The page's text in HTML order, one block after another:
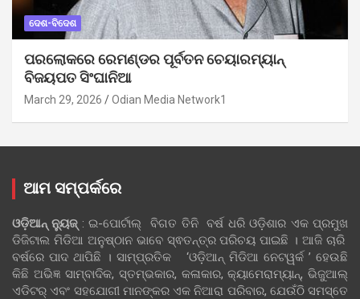
ଦେଶ-ବିଦେଶ
ପରଲୋକରେ ରେମଣ୍ଡର ପୂର୍ବତନ ଚେୟାରମ୍ୟାନ୍
ବିଜୟପତ ସିଂଘାନିଆ
March 29, 2026 Odian Media Network1
ଆମ ସମ୍ପର୍କରେ
ଓଡ଼ିଆନ୍‍ ନ୍ୟୁଜ୍‍: ଇ-ପୋର୍ଟାଲ୍ ବିଗତ ତିନି ବର୍ଷ ଧରି ଓଡ଼ିଶାର ଏକ ପ୍ରମୁଖ
ଡିଜିଟାଲ ମିଡିଆ ଅନୁଷ୍ଠାନ ଭାବେ ସ୍ଵତନ୍ତ୍ର ପରିଚୟ ପାଇଛି । ଆଜି ଚାରି
ବର୍ଷରେ ପାଦ ଥାପିଛି । ସାମ୍ପ୍ରତିକ ‘ଓଡ଼ିଆନ୍‍ ମିଡିଆ ନେଟୱର୍କ ’ ହେଉଛି
କିଛି ଅଭିଜ୍ଞ ସାମ୍ବାଦିକ, ସ୍ତମ୍ଭକାର, କଳାକାର, କ୍ୟାମେରାମ୍ୟାନ୍, ଭିଜୁଆଲ୍
ଏଡିଟର୍ ଏବଂ ସହଯୋଗୀ ମାନଙ୍କର ଏକ ନିଆରା ପରିବାର, ଯେଉଁଠି ସମସ୍ତେ